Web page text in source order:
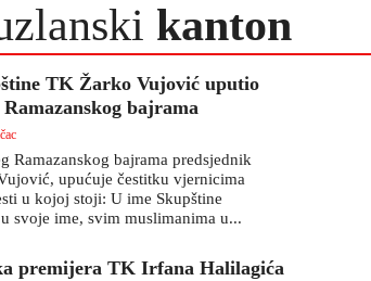
kanton
TK Žarko Vujović uputio
bajrama
Ramazanskog bajrama predsjednik
upućuje čestitku vjernicima
u kojoj stoji: U ime Skupštine
svoje ime, svim muslimanima u...
premijera TK Irfana Halilagića